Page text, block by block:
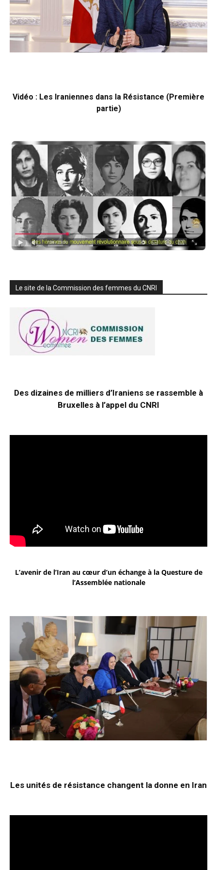
Vidéo : Les Iraniennes dans la Résistance (Première
partie)
Le site de la Commission des femmes du CNRI
Des dizaines de milliers d’Iraniens se rassemble à
Bruxelles à l’appel du CNRI
L’avenir de l’Iran au cœur d’un échange à la Questure de
l’Assemblée nationale
Les unités de résistance changent la donne en Iran